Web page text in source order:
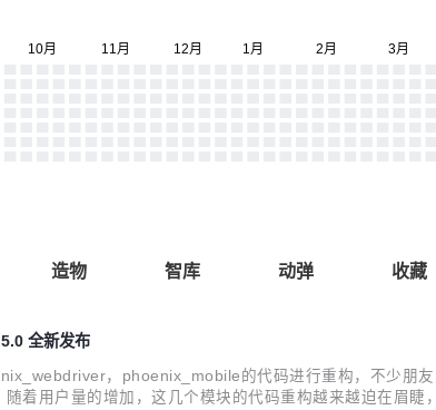
造物 智库 动弹 收藏
全新发布
，phoenix_mobile的代码进行重构，不少朋
着用户量的增加，这几个模块的代码重构越来越迫在眉